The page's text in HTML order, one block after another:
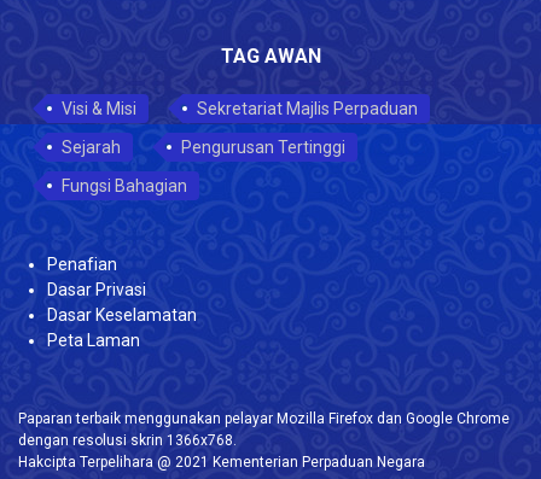
TAG AWAN
Visi & Misi
Sekretariat Majlis Perpaduan
Sejarah
Pengurusan Tertinggi
Fungsi Bahagian
Penafian
Dasar Privasi
Dasar Keselamatan
Peta Laman
Paparan terbaik menggunakan pelayar Mozilla Firefox dan Google Chrome
dengan resolusi skrin 1366x768.
Hakcipta Terpelihara @ 2021 Kementerian Perpaduan Negara